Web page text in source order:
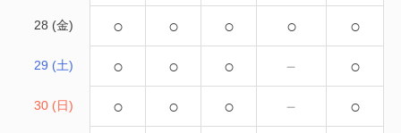
28 (金) ○ ○ ○ ○ ○
29 (土) ○ ○ ○ － ○
30 (日) ○ ○ ○ － ○